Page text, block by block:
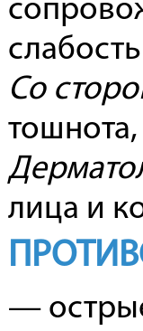
Со
тошнота,
лица и
—